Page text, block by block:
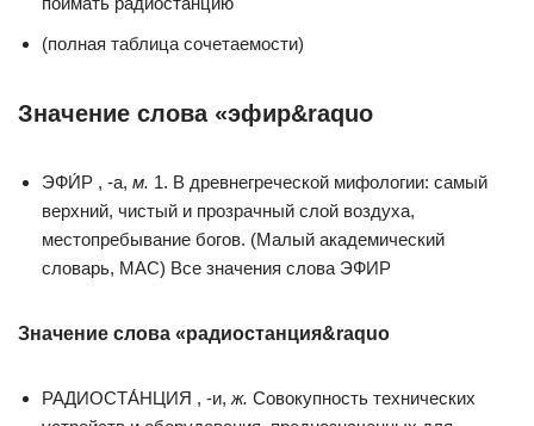
(полная таблица сочетаемости)
Значение слова «эфир&raquo
ЭФИ́Р , -а, м. 1. В древнегреческой мифологии: самый
верхний, чистый и прозрачный слой воздуха,
местопребывание богов. (Малый академический
словарь, МАС) Все значения слова ЭФИР
Значение слова «радиостанция&raquo
РАДИОСТА́НЦИЯ , -и, ж. Совокупность технических